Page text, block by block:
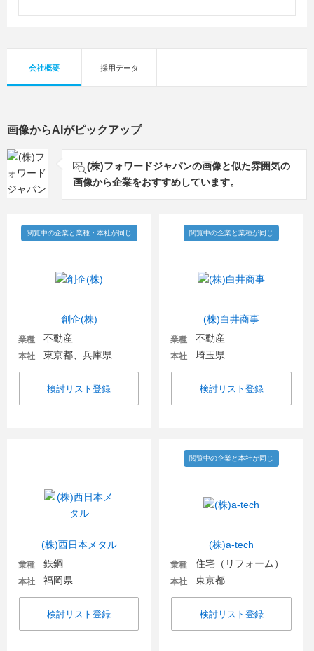
会社概要 採用データ
画像からAIがピックアップ
(株)フォワードジャパンの画像と似た雰囲気の
画像から企業をおすすめしています。
創企(株)
閲覧中の企業と業種・本社が同じ
業種 不動産
本社 東京都、兵庫県
検討リスト登録
(株)白井商事
閲覧中の企業と業種が同じ
業種 不動産
本社 埼玉県
検討リスト登録
(株)西日本メタル
業種 鉄鋼
本社 福岡県
検討リスト登録
(株)a‐tech
閲覧中の企業と本社が同じ
業種 住宅（リフォーム）
本社 東京都
検討リスト登録